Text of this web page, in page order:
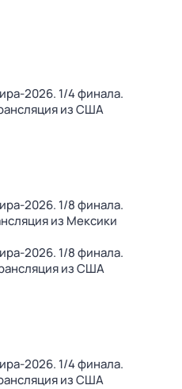
2026. 1/4 финала.
из США
2026. 1/8 финала.
из Мексики
2026. 1/8 финала.
из США
2026. 1/4 финала.
из США